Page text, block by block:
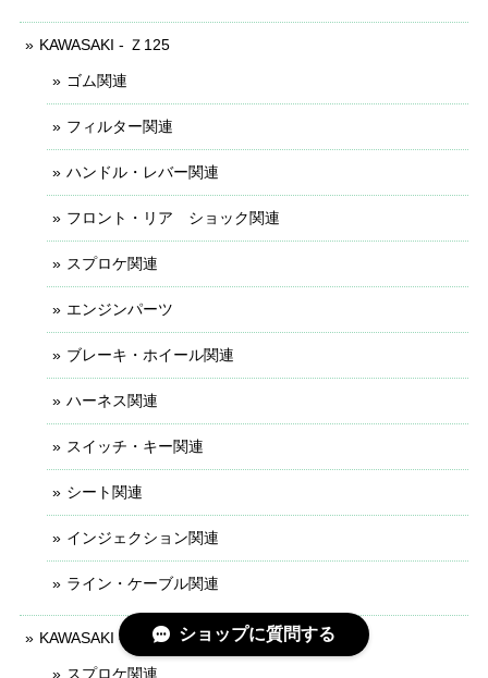
KAWASAKI - Ｚ125
ゴム関連
フィルター関連
ハンドル・レバー関連
フロント・リア ショック関連
スプロケ関連
エンジンパーツ
ブレーキ・ホイール関連
ハーネス関連
スイッチ・キー関連
シート関連
インジェクション関連
ライン・ケーブル関連
KAWASAKI - KLX110・125・140・150
スプロケ関連
ショップに質問する